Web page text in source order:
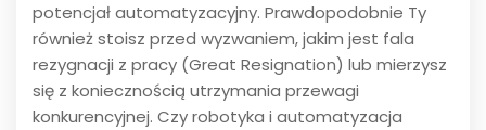
potencjał automatyzacyjny. Prawdopodobnie Ty
również stoisz przed wyzwaniem, jakim jest fala
rezygnacji z pracy (Great Resignation) lub mierzysz
się z koniecznością utrzymania przewagi
konkurencyjnej. Czy robotyka i automatyzacja